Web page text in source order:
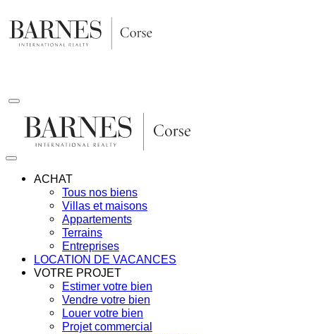
au
contenu
ACHAT
Tous nos biens
Villas et maisons
Appartements
Terrains
Entreprises
LOCATION DE VACANCES
VOTRE PROJET
Estimer votre bien
Vendre votre bien
Louer votre bien
Projet commercial